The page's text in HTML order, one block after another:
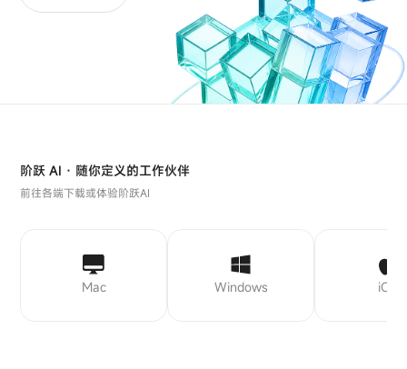
阶跃 AI · 随你定义的工作伙伴
前往各端下载或体验阶跃AI
Mac Windows iOS